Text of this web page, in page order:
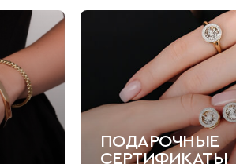
ПОДАРОЧНЫЕ
СЕРТИФИКАТЫ